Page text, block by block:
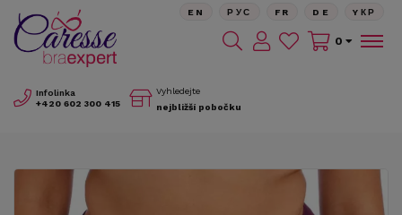
Infolinka
+420 602 300 415
Vyhledejte
nejbližší pobočku
EN РУС FR DE YКР
0